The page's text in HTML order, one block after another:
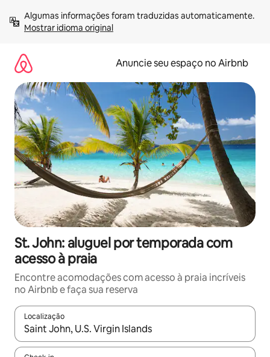
para
Mostrar idioma original
Anuncie seu espaço no Airbnb
St. John: aluguel por temporada com
acesso à praia
Encontre acomodações com acesso à praia incríveis
no Airbnb e faça sua reserva
Localização
Quando os resultados estiverem disponíveis, explore-os